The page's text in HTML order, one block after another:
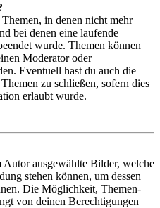
in denen nicht mehr
bei denen eine laufende
wurde. Themen können
Moderator oder
Eventuell hast du auch die
zu schließen, sofern dies
erlaubt wurde.
ausgewählte Bilder, welche
stehen können, um dessen
Die Möglichkeit, Themen-
von deinen Berechtigungen